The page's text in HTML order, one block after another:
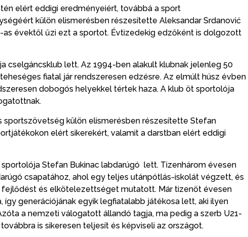
elért eddigi eredményeiért, továbbá a sport
külön elismerésben részesítette Aleksandar Srdanović
as évektől űzi ezt a sportot. Évtizedekig edzőként is dolgozott
cselgáncsklub lett. Az 1994-ben alakult klubnak jelenleg 50
fiatal jár rendszeresen edzésre. Az elmúlt húsz évben
dobogós helyekkel tértek haza. A klub öt sportolója
sportszövetség külön elismerésben részesítette Stefan
elért sikerekért, valamit a darstban elért eddigi
Stefan Bukinac labdarúgó lett. Tizenhárom évesen
csapatához, ahol egy teljes utánpótlás-iskolát végzett, és
és elkötelezettséget mutatott. Már tizenöt évesen
generációjának egyik legfiatalabb játékosa lett, aki ilyen
a nemzeti válogatott állandó tagja, ma pedig a szerb U21-
is sikeresen teljesít és képviseli az országot.